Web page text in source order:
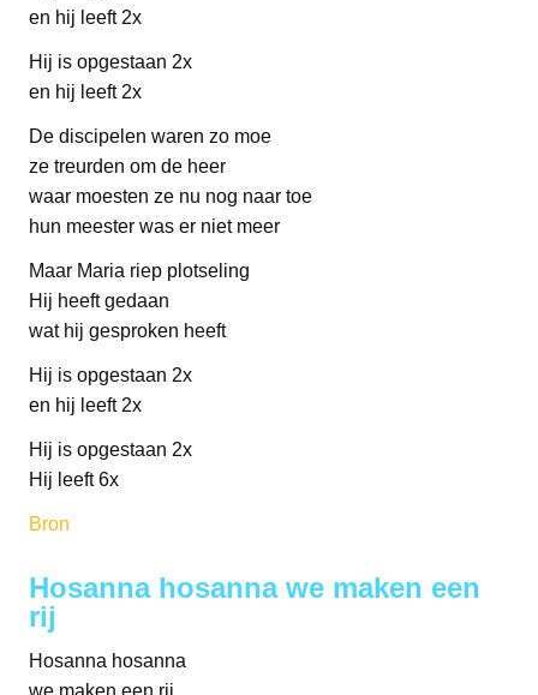
en hij leeft 2x
Hij is opgestaan 2x
en hij leeft 2x
De discipelen waren zo moe
ze treurden om de heer
waar moesten ze nu nog naar toe
hun meester was er niet meer
Maar Maria riep plotseling
Hij heeft gedaan
wat hij gesproken heeft
Hij is opgestaan 2x
en hij leeft 2x
Hij is opgestaan 2x
Hij leeft 6x
Bron
Hosanna hosanna we maken een
rij
Hosanna hosanna
we maken een rij